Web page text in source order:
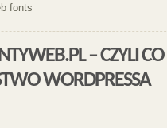
fonts
WORDPRESSA